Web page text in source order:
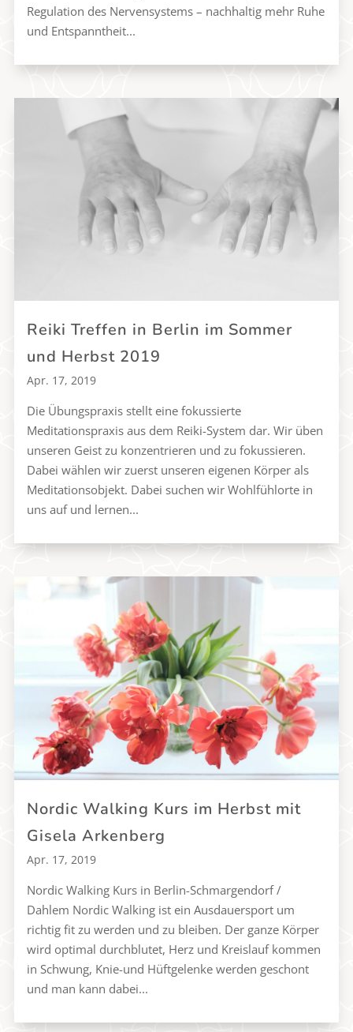
Regulation des Nervensystems – nachhaltig mehr Ruhe
und Entspanntheit...
Reiki Treffen in Berlin im Sommer
und Herbst 2019
Apr. 17, 2019
Die Übungspraxis stellt eine fokussierte
Meditationspraxis aus dem Reiki-System dar. Wir üben
unseren Geist zu konzentrieren und zu fokussieren.
Dabei wählen wir zuerst unseren eigenen Körper als
Meditationsobjekt. Dabei suchen wir Wohlfühlorte in
uns auf und lernen...
Nordic Walking Kurs im Herbst mit
Gisela Arkenberg
Apr. 17, 2019
Nordic Walking Kurs in Berlin-Schmargendorf /
Dahlem Nordic Walking ist ein Ausdauersport um
richtig fit zu werden und zu bleiben. Der ganze Körper
wird optimal durchblutet, Herz und Kreislauf kommen
in Schwung, Knie-und Hüftgelenke werden geschont
und man kann dabei...